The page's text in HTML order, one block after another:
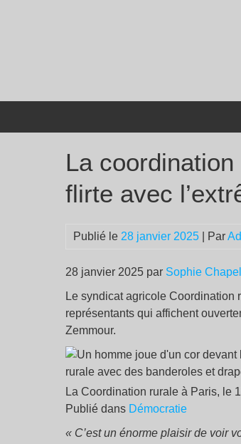
La
flirte avec
Publié le 28 janvier 2025 | Par
28 janvier 2025 par Sophie
Le syndicat agricole Coordination
représentants qui affichent
Zemmour.
La Coordination rurale à Paris, le 1
Publié dans Démocratie
« C’est un énorme plaisir de voir